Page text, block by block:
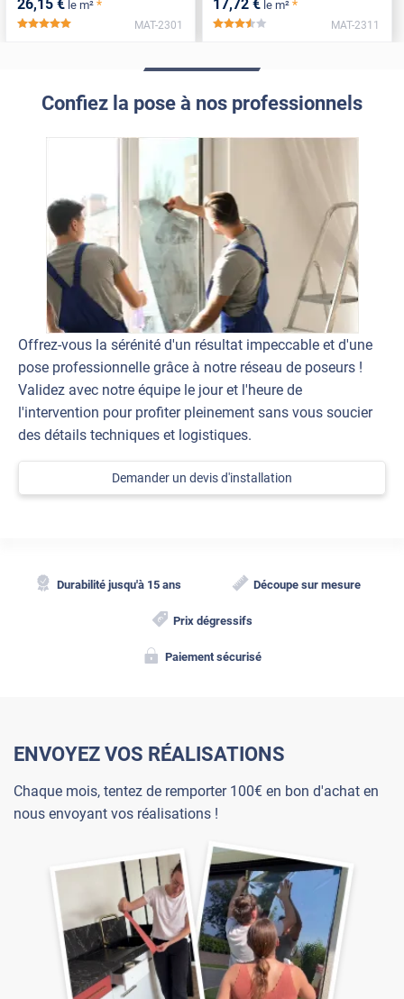
26,15 € le m² *
MAT-2301
17,72 € le m² *
*****
MAT-2311
Confiez la pose à nos professionnels
Offrez-vous la sérénité d'un résultat impeccable et d'une
pose professionnelle grâce à notre réseau de poseurs !
Validez avec notre équipe le jour et l'heure de
l'intervention pour profiter pleinement sans vous soucier
des détails techniques et logistiques.
Demander un devis d'installation
Durabilité jusqu'à 15 ans Découpe sur mesure
Prix dégressifs
Paiement sécurisé
ENVOYEZ VOS RÉALISATIONS
Chaque mois, tentez de remporter 100€ en bon d'achat en
nous envoyant vos réalisations !